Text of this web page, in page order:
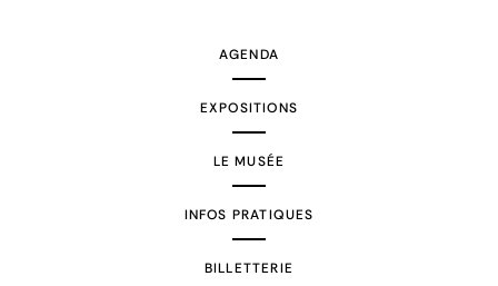
AGENDA
EXPOSITIONS
LE MUSÉE
INFOS PRATIQUES
BILLETTERIE